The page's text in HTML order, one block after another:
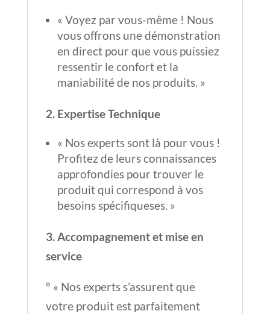
« Voyez par vous-même ! Nous
vous offrons une démonstration
en direct pour que vous puissiez
ressentir le confort et la
maniabilité de nos produits. »
2. Expertise Technique
« Nos experts sont là pour vous !
Profitez de leurs connaissances
approfondies pour trouver le
produit qui correspond à vos
besoins spécifiqueses. »
3. Accompagnement et mise en
service
° « Nos experts s’assurent que
votre produit est parfaitement